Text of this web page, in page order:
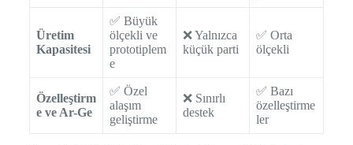
Üretim
Kapasitesi
✅ Büyük
ölçekli ve
prototiplem
e
❌ Yalnızca
küçük parti
✅ Orta
ölçekli
Özelleştirm
e ve Ar-Ge
✅ Özel
alaşım
geliştirme
❌ Sınırlı
destek
✅ Bazı
özelleştirme
ler